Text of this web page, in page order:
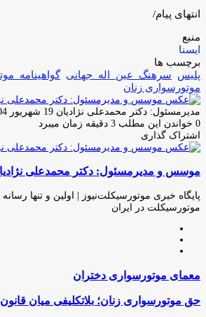
انتهای پیام/
منبع
ایسنا
برچسب ها
پلیس
سرهنگ عین اله جهانی گواهینامه
موتورسواری زنان
مدیرمسئول: دکتر محمدعلی نژادیان ارسال
ایمیل
19 شهریور 1404 20:35
0 خواندن این مطلب 3 دقیقه زمان میبرد
اشتراک گذاری
فیس
توئیتر
لینکدین
واتس
تلگرام
اشتراک
از
ایمیل
چاپ
موسس و مدیرمسئول: دکتر محمدعلی
پایگاه خبری موتورسیکلت‌نیوز | اولین و تنها
موتورسیکلت در ایران
معمای
موتورسواری
دختران
معمای موتورسواری دختران
حق
حق موتورسواری زنان؛ بلاتکلیفی میان